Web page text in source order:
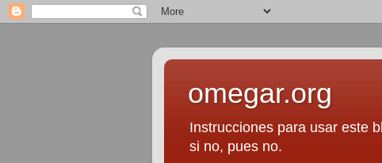
omegar.org
Instrucciones para usar este
si no, pues no.